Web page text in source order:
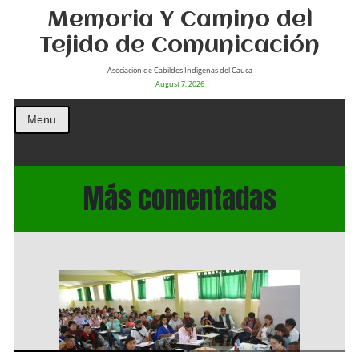
Memoria Y Camino del
Tejido de Comunicación
Asociación de Cabildos Indìgenas del Cauca
August 7, 2026
Menu
Más comentadas